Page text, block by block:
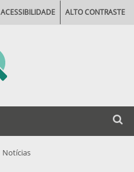
Busca
ACESSIBILIDADE ALTO CONTRASTE
Notícias